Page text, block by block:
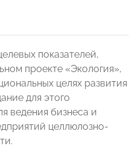
показателей,
проекте «Экология»,
целях развития
для этого
ведения бизнеса и
целлюлозно-